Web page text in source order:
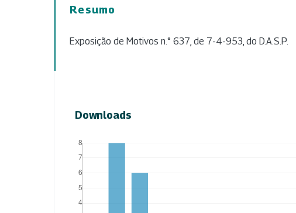
Resumo
Exposição de Motivos n.° 637, de 7-4-953, do D.A.S.P.
Downloads